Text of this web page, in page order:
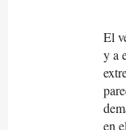
El
y a
en